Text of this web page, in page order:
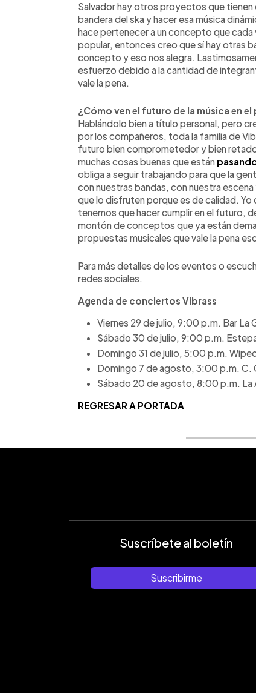
Salvador hay otros proyectos que
bandera del ska y hacer esa música
hace pertenecer a un concepto que
popular, entonces creo que sí hay otras
concepto y eso nos alegra.
esfuerzo debido a la cantidad de
vale la pena.
¿Cómo ven el futuro de la música en el
Hablándolo bien a título personal, pero
por los compañeros, toda la familia de
futuro bien comprometedor y bien
muchas cosas buenas que están
obliga a seguir trabajando para que la
con nuestras bandas, con nuestra
que lo disfruten porque es de calidad.
tenemos que hacer cumplir en el futuro,
montón de conceptos que ya están
propuestas musicales que vale la pena
Para más detalles de los eventos o
redes sociales.
Agenda de conciertos Vibrass
Viernes 29 de julio, 9:00 p.m. Bar La
Sábado 30 de julio, 9:00 p.m.
Domingo 31 de julio, 5:00 p.m.
Domingo 7 de agosto, 3:00 p.m. C.
Sábado 20 de agosto, 8:00 p.m. La
REGRESAR A PORTADA
Suscríbete al boletín
Suscribirme